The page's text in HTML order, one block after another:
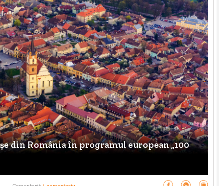
din România în programul european „100